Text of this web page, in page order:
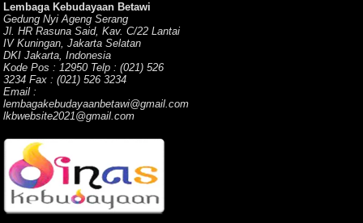
Lembaga Kebudayaan Betawi
Gedung Nyi Ageng Serang
Jl. HR Rasuna Said, Kav. C/22 Lantai
IV Kuningan, Jakarta Selatan
DKI Jakarta, Indonesia
Kode Pos : 12950 Telp : (021) 526
3234 Fax : (021) 526 3234
Email :
lembagakebudayaanbetawi@gmail.com
lkbwebsite2021@gmail.com